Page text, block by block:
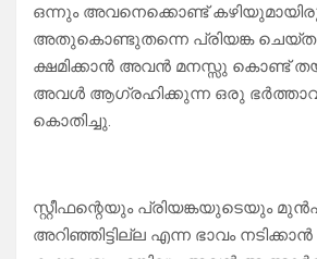
ഒന്നും അവനെക്കൊണ്ട്
അതുകൊണ്ടുതന്നെ പ്രിയങ്ക ചെയ്ത
ക്ഷമിക്കാൻ അവൻ മനസ്സു കൊണ്ട്
അവൾ ആഗ്രഹിക്കുന്ന ഒരു
കൊതിച്ചു.
സ്റ്റീഫന്റെയും പ്രിയങ്കയുടെയും
അറിഞ്ഞിട്ടില്ല എന്ന ഭാവം